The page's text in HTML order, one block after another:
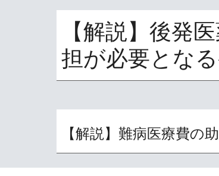
【解説】後発
担が必要とな
【解説】難病医療費の